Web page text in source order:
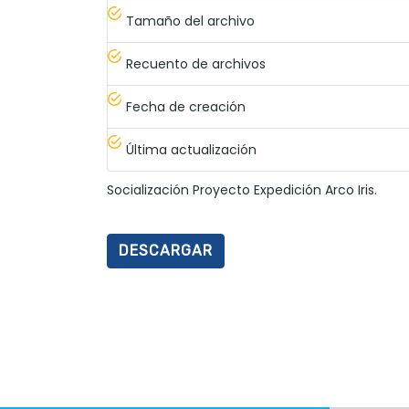
Tamaño del archivo
Recuento de archivos
Fecha de creación
Última actualización
Socialización Proyecto Expedición Arco Iris.
DESCARGAR